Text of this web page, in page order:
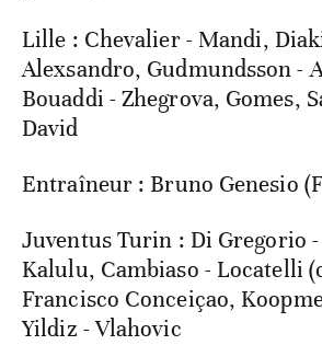
Lille : Chevalier - Mandi,
Alexsandro, Gudmundsson -
Bouaddi - Zhegrova, Gomes,
David
Entraîneur : Bruno Genesio
Juventus Turin : Di Gregorio
Kalulu, Cambiaso - Locatelli
Francisco Conceiçao,
Yildiz - Vlahovic